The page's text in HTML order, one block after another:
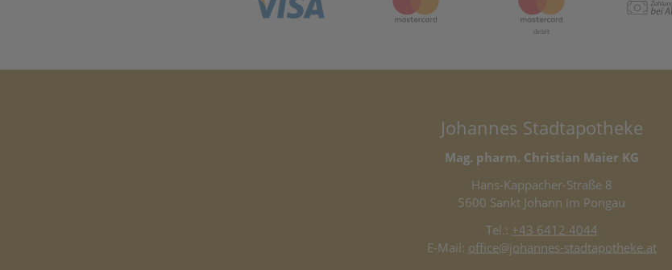
Johannes Stadtapotheke
Mag. pharm. Christian Maier KG
Hans-Kappacher-Straße 8
5600 Sankt Johann im Pongau
Tel.: +43 6412 4044
E-Mail: office@johannes-stadtapotheke.at